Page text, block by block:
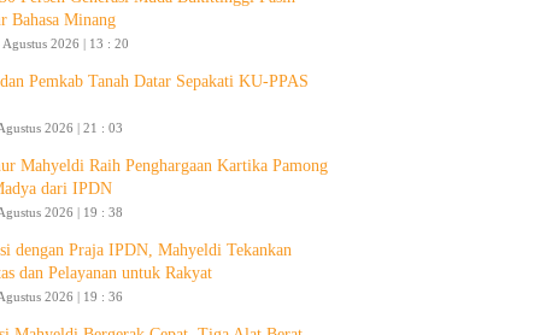
Bahasa Minang
2026 | 13 : 20
Pemkab Tanah Datar Sepakati KU-PPAS
2026 | 21 : 03
Mahyeldi Raih Penghargaan Kartika Pamong
dari IPDN
2026 | 19 : 38
dengan Praja IPDN, Mahyeldi Tekankan
dan Pelayanan untuk Rakyat
2026 | 19 : 36